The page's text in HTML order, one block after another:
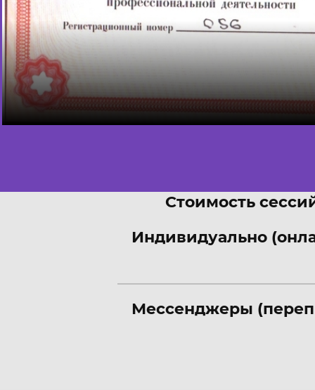
Стоимость
Индивидуально
Мессенджеры